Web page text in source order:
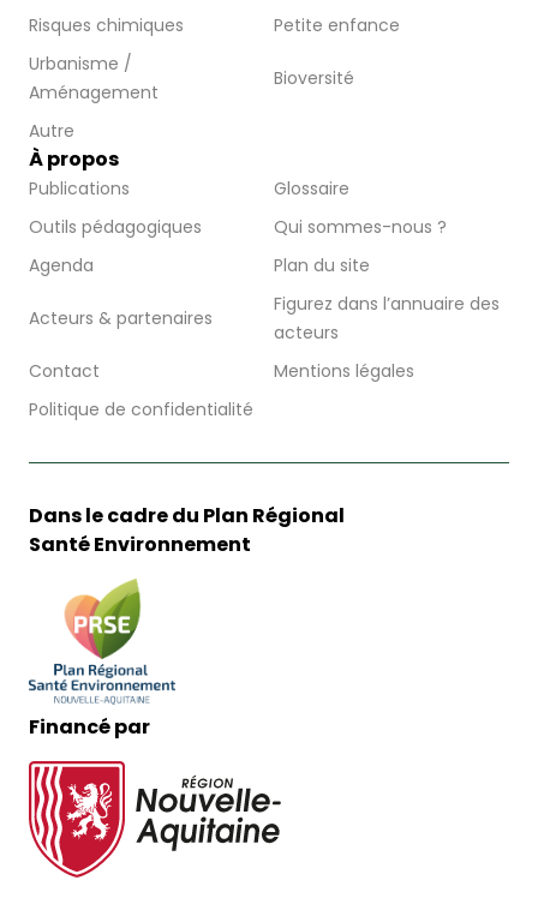
Risques chimiques
Petite enfance
Urbanisme /
Aménagement
Bioversité
Autre
À propos
Publications
Glossaire
Outils pédagogiques
Qui sommes-nous ?
Agenda
Plan du site
Acteurs & partenaires
Figurez dans l’annuaire des
acteurs
Contact
Mentions légales
Politique de confidentialité
Dans le cadre du Plan Régional
Santé Environnement
Financé par